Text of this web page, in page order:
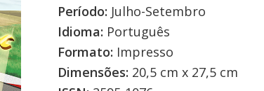
Período: Julho-Setembro
Idioma: Português
Formato: Impresso
Dimensões: 20,5 cm x 27,5 cm